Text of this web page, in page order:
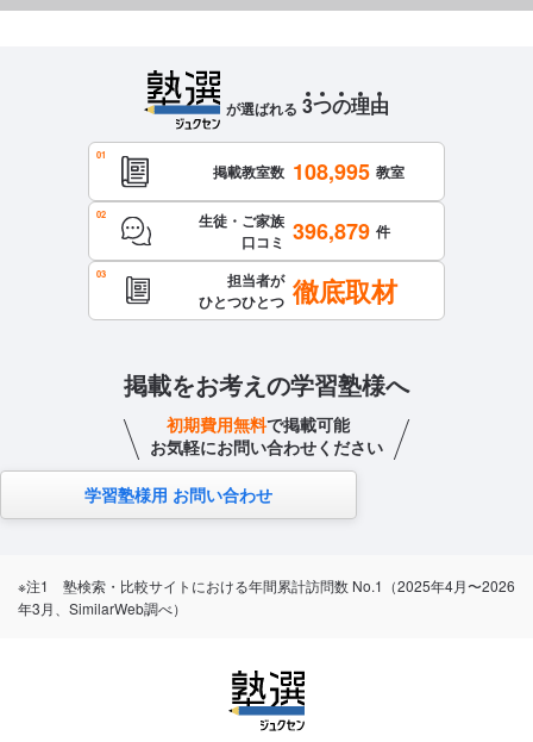
が選ばれる 3つの理由
掲載教室数 108,995 教室
生徒・ご家族
口コミ 396,879 件
担当者が
ひとつひとつ 徹底取材
掲載をお考えの学習塾様へ
初期費用無料で掲載可能
お気軽にお問い合わせください
学習塾様用 お問い合わせ
※注1 塾検索・比較サイトにおける年間累計訪問数 No.1（2025年4月〜2026
年3月、SimilarWeb調べ）